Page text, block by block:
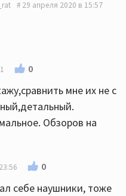
29 апреля 2020 в 15:57
0
мне их не с
Обзоров на
0
себе наушники, тоже